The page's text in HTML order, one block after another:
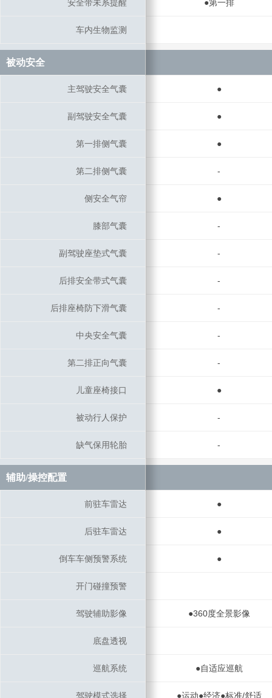
安全带未系提醒 ●第一排
车内生物监测
被动安全
主驾驶安全气囊 ●
副驾驶安全气囊 ●
第一排侧气囊 ●
第二排侧气囊 -
侧安全气帘 ●
膝部气囊 -
副驾驶座垫式气囊 -
后排安全带式气囊 -
后排座椅防下滑气囊 -
中央安全气囊 -
第二排正向气囊 -
儿童座椅接口 ●
被动行人保护 -
缺气保用轮胎 -
辅助/操控配置
前驻车雷达 ●
后驻车雷达 ●
倒车车侧预警系统 ●
开门碰撞预警
驾驶辅助影像 ●360度全景影像
底盘透视
巡航系统 ●自适应巡航
驾驶模式选择 ●运动●经济●标准/舒适
安全带未系提醒
车内生物监测
被动安全
主驾驶安全气囊
副驾驶安全气囊
第一排侧气囊
第二排侧气囊
侧安全气帘
膝部气囊
副驾驶座垫式气囊
后排安全带式气囊
后排座椅防下滑气囊
中央安全气囊
第二排正向气囊
儿童座椅接口
被动行人保护
缺气保用轮胎
辅助/操控配置
前驻车雷达
后驻车雷达
倒车车侧预警系统
开门碰撞预警
驾驶辅助影像
底盘透视
巡航系统
驾驶模式选择